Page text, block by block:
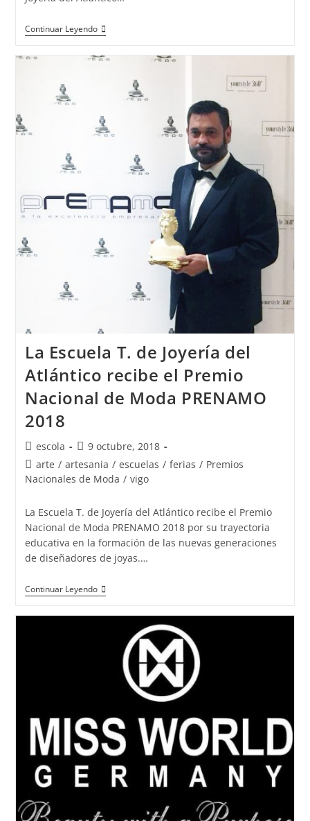
Continuar LeyendoLa
Corona
Miss
Alemania
Realizada
Por
Una
T.
De
Joyería
Atlántico
La Escuela T. de Joyería del
Atlántico recibe el Premio
Nacional de Moda PRENAMO
2018
Autor
de
la
escola
Publicación
de
la
9 octubre, 2018
Categoría
de
entrada:
arte / artesania / escuelas / ferias / Premios
Nacionales de Moda / vigo
La Escuela T. de Joyería del Atlántico recibe el Premio
Nacional de Moda PRENAMO 2018 por su trayectoria
educativa en la formación de las nuevas generaciones
de diseñadores de joyas.…
Continuar LeyendoLa
Escuela
Atlántico
Recibe
Premio
Moda
PRENAMO
2018